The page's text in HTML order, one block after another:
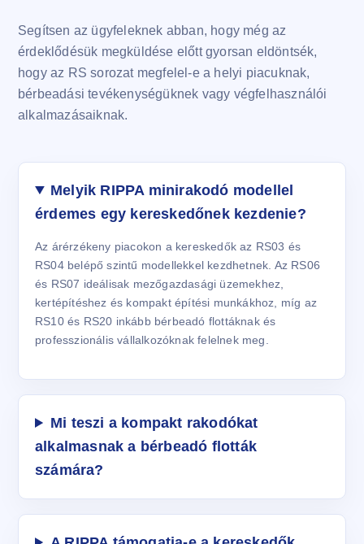
Segítsen az ügyfeleknek abban, hogy még az
érdeklődésük megküldése előtt gyorsan eldöntsék,
hogy az RS sorozat megfelel-e a helyi piacuknak,
bérbeadási tevékenységüknek vagy végfelhasználói
alkalmazásaiknak.
Melyik RIPPA minirakodó modellel
érdemes egy kereskedőnek kezdenie?
Az árérzékeny piacokon a kereskedők az RS03 és
RS04 belépő szintű modellekkel kezdhetnek. Az RS06
és RS07 ideálisak mezőgazdasági üzemekhez,
kertépítéshez és kompakt építési munkákhoz, míg az
RS10 és RS20 inkább bérbeadó flottáknak és
professzionális vállalkozóknak felelnek meg.
Mi teszi a kompakt rakodókat
alkalmasnak a bérbeadó flották
számára?